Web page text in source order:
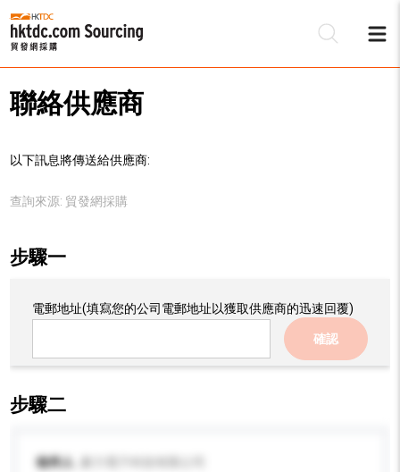
聯絡供應商
以下訊息將傳送給供應商:
查詢來源: 貿發網採購
步驟一
電郵地址(填寫您的公司電郵地址以獲取供應商的迅速回覆)
確認
步驟二
收件人